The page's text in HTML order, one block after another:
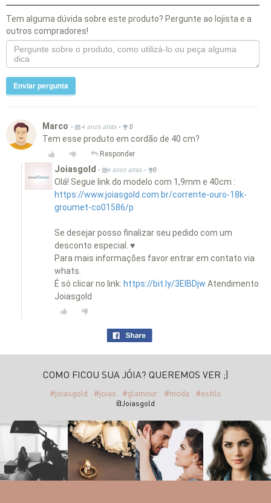
Tem alguma dúvida sobre este produto? Pergunte ao lojista e a
outros compradores!
Enviar pergunta
Marco • 4 anos atrás • 0
Tem esse produto em cordão de 40 cm?
Responder
Joiasgold • 4 anos atrás • 0
Olá! Segue link do modelo com 1,9mm e 40cm :
https://www.joiasgold.com.br/corrente-ouro-18k-
groumet-co01586/p
Se desejar posso finalizar seu pedido com um
desconto especial. ♥
Para mais informações favor entrar em contato via
whats.
É só clicar no link: https://bit.ly/3EIBDjw Atendimento
Joiasgold
COMO FICOU SUA JÓIA? QUEREMOS VER ;)
#joiasgold #joias #glamour #moda #estilo
@Joiasgold